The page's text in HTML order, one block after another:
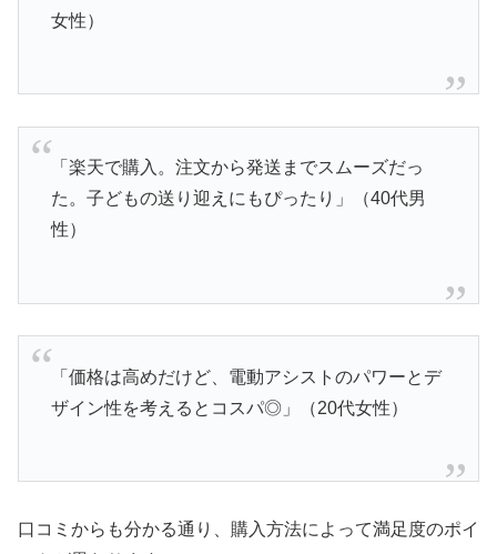
女性）
「楽天で購入。注文から発送までスムーズだっ
た。子どもの送り迎えにもぴったり」（40代男
性）
「価格は高めだけど、電動アシストのパワーとデ
ザイン性を考えるとコスパ◎」（20代女性）
口コミからも分かる通り、購入方法によって満足度のポイ